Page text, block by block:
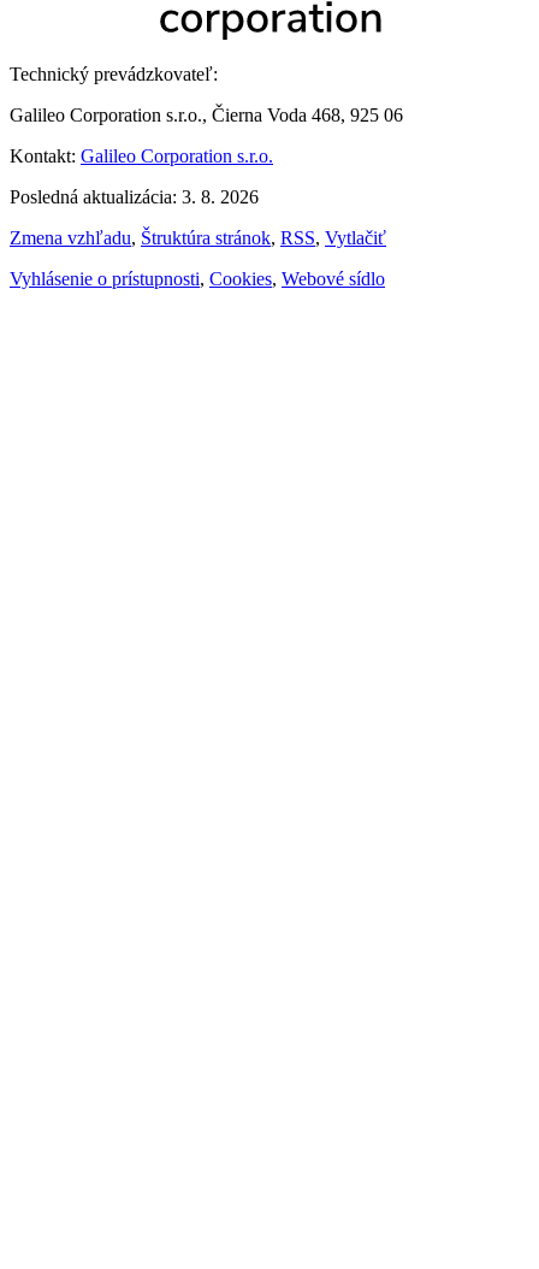
Technický prevádzkovateľ:
Galileo Corporation s.r.o., Čierna Voda 468, 925 06
Kontakt: Galileo Corporation s.r.o.
Posledná aktualizácia: 3. 8. 2026
Zmena vzhľadu, Štruktúra stránok, RSS, Vytlačiť
Vyhlásenie o prístupnosti, Cookies, Webové sídlo